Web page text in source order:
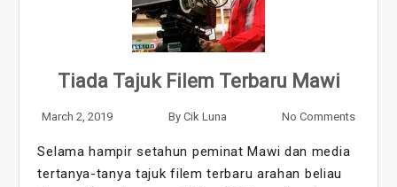
Tiada Tajuk Filem Terbaru Mawi
March 2, 2019 By Cik Luna No Comments
Selama hampir setahun peminat Mawi dan media
tertanya-tanya tajuk filem terbaru arahan beliau